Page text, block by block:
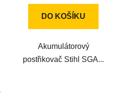
DO KOŠÍKU
Akumulátorový
postřikovač Stihl SGA...